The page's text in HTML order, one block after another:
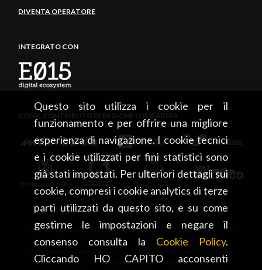
Questo sito utilizza i cookie per il
funzionamento e per offrire una migliore
esperienza di navigazione. I cookie tecnici
e i cookie utilizzati per fini statistici sono
già stati impostati. Per ulteriori dettagli sui
cookie, compresi i cookie analytics di terze
parti utilizzati da questo sito, e su come
gestirne le impostazioni e negare il
consenso consulta la Cookie Policy.
Cliccando HO CAPITO acconsenti
DIVENTA OPERATORE
INTEGRATO CON
CON IL CONTRIBUTO DI REGIONE LOMBARDIA
CONSORZIO TURISTICO DEL MANDAMENTO DI SONDRIO • Via
Tonale, 13 • 23100 Sondrio • tel. +39 0342 219246 •
00834020141 • Copyright 2026 • All rights reserved